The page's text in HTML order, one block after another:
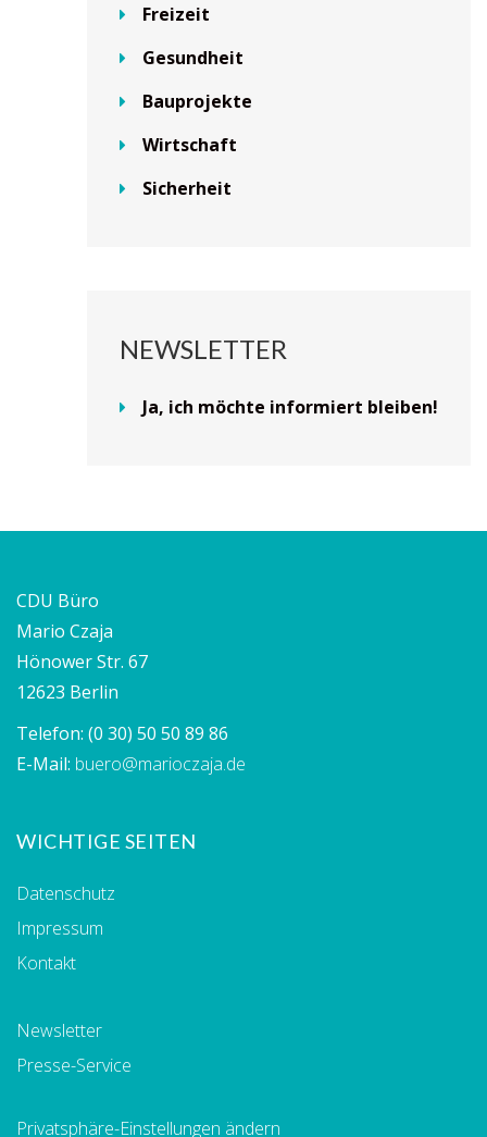
Freizeit
Gesundheit
Bauprojekte
Wirtschaft
Sicherheit
NEWSLETTER
Ja, ich möchte informiert bleiben!
CDU Büro
Mario Czaja
Hönower Str. 67
12623 Berlin
Telefon: (0 30) 50 50 89 86
E-Mail: buero@marioczaja.de
WICHTIGE SEITEN
Datenschutz
Impressum
Kontakt
Newsletter
Presse-Service
Privatsphäre-Einstellungen ändern